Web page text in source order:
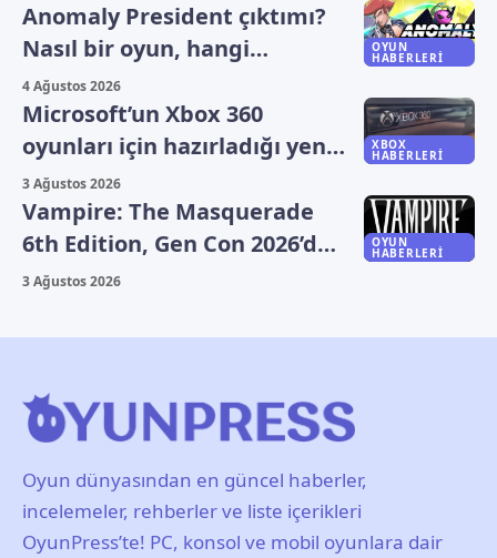
OYUN
HABERLERI
Anomaly President çıktımı?
Nasıl bir oyun, hangi
platformlarda oynanıyor?
4 Ağustos 2026
XBOX
HABERLERI
Microsoft’un Xbox 360
oyunları için hazırladığı yeni
plan sızdı
3 Ağustos 2026
OYUN
HABERLERI
Vampire: The Masquerade
6th Edition, Gen Con 2026’da
duyuruldu
3 Ağustos 2026
Oyun dünyasından en güncel haberler,
incelemeler, rehberler ve liste içerikleri
OyunPress’te! PC, konsol ve mobil oyunlara dair